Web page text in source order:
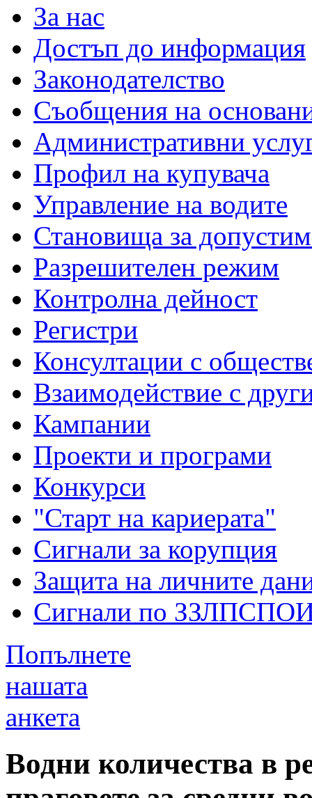
За нас
Достъп до информация
Законодателство
Съобщения на
Административни
Профил на купувача
Управление на водите
Становища за
Разрешителен режим
Контролна дейност
Регистри
Консултации с
Взаимодействие с
Кампании
Проекти и програми
Конкурси
"Старт на кариерата"
Сигнали за корупция
Защита на личните
Сигнали по
Попълнете
нашата
анкета
Водни количества в